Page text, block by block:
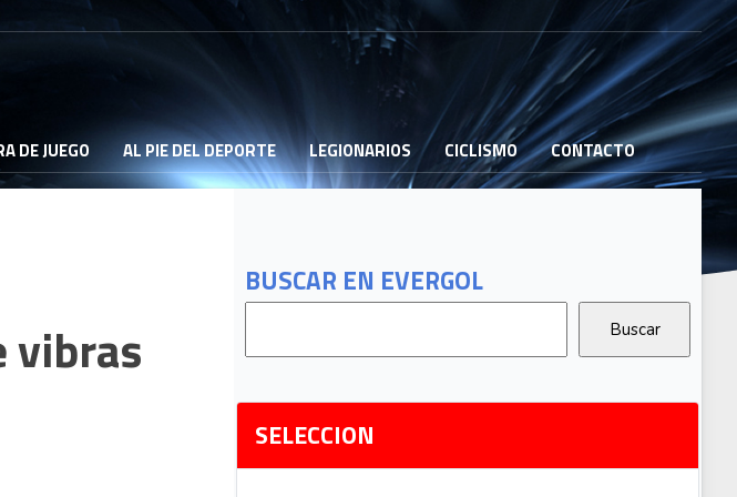
DE JUEGO AL PIE DEL DEPORTE LEGIONARIOS CICLISMO CONTACTO
BUSCAR EN EVERGOL
SELECCION
vibras